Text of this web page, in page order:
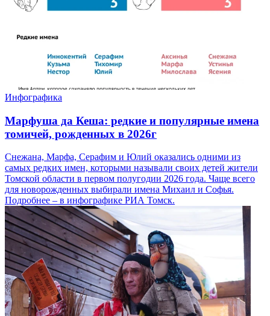
Инфографика
Марфуша да Кеша: редкие и популярные имена
томичей, рожденных в 2026г
Снежана, Марфа, Серафим и Юлий оказались одними из
самых редких имен, которыми называли своих детей жители
Томской области в первом полугодии 2026 года. Чаще всего
для новорожденных выбирали имена Михаил и Софья.
Подробнее – в инфографике РИА Томск.